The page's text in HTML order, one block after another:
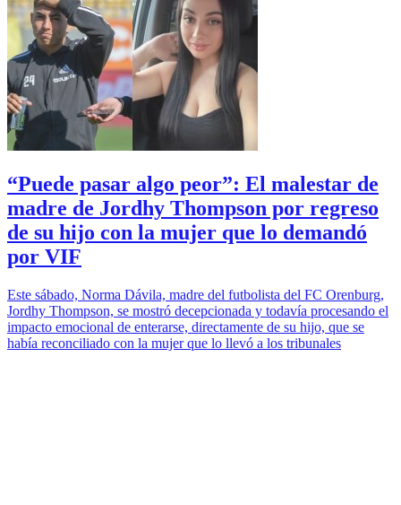
“Puede pasar algo peor”: El malestar de
madre de Jordhy Thompson por regreso
de su hijo con la mujer que lo demandó
por VIF
Este sábado, Norma Dávila, madre del futbolista del FC Orenburg,
Jordhy Thompson, se mostró decepcionada y todavía procesando el
impacto emocional de enterarse, directamente de su hijo, que se
había reconciliado con la mujer que lo llevó a los tribunales